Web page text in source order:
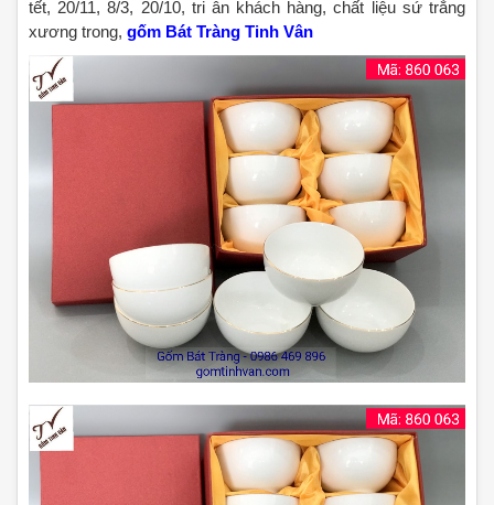
tết, 20/11, 8/3, 20/10, tri ân khách hàng, chất liệu sứ trắng
xương trong, gốm Bát Tràng Tinh Vân